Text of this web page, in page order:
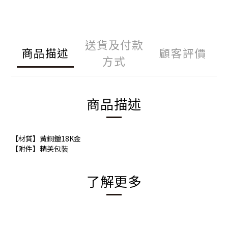
商品描述
送貨及付款
方式
顧客評價
商品描述
【材質】黃銅鍍18K金
【附件】精美包裝
了解更多